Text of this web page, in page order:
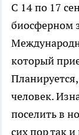
С 14 по 17
биосферном
который
человек.
поселить в
сих пор так